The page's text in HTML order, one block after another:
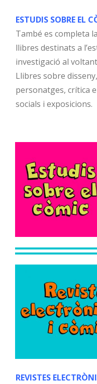
ESTUDIS SOBRE EL
També es completa
llibres destinats a
investigació al
Llibres sobre
personatges, crítica
socials i exposicions.
REVISTES